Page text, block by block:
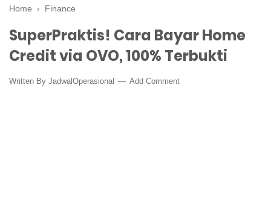
Home › Finance
SuperPraktis! Cara Bayar Home
Credit via OVO, 100% Terbukti
Written By JadwalOperasional Add Comment